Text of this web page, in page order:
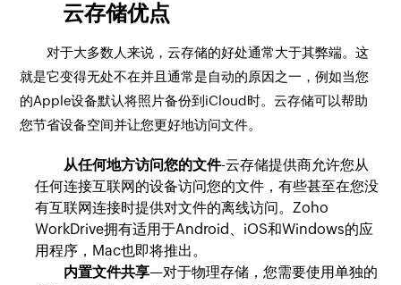
云存储优点
对于大多数人来说，云存储的好处通常大于其弊端。这
就是它变得无处不在并且通常是自动的原因之一，例如当您
的Apple设备默认将照片备份到iCloud时。云存储可以帮助
您节省设备空间并让您更好地访问文件。
从任何地方访问您的文件-云存储提供商允许您从
任何连接互联网的设备访问您的文件，有些甚至在您没
有互联网连接时提供对文件的离线访问。Zoho
WorkDrive拥有适用于Android、iOS和Windows的应
用程序，Mac也即将推出。
内置文件共享—对于物理存储，您需要使用单独的